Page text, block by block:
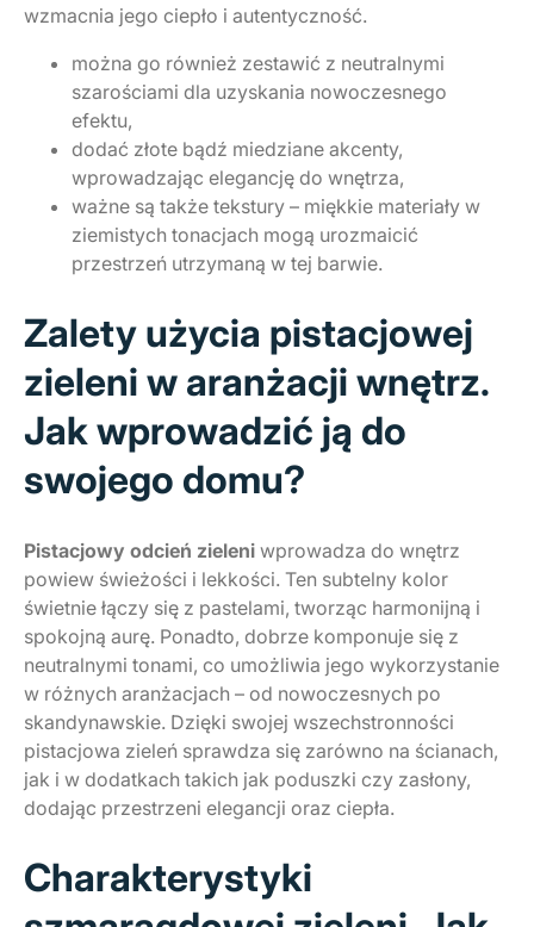
wzmacnia jego ciepło i autentyczność.
można go również zestawić z neutralnymi
szarościami dla uzyskania nowoczesnego
efektu,
dodać złote bądź miedziane akcenty,
wprowadzając elegancję do wnętrza,
ważne są także tekstury – miękkie materiały w
ziemistych tonacjach mogą urozmaicić
przestrzeń utrzymaną w tej barwie.
Zalety użycia pistacjowej
zieleni w aranżacji wnętrz.
Jak wprowadzić ją do
swojego domu?
Pistacjowy odcień zieleni wprowadza do wnętrz
powiew świeżości i lekkości. Ten subtelny kolor
świetnie łączy się z pastelami, tworząc harmonijną i
spokojną aurę. Ponadto, dobrze komponuje się z
neutralnymi tonami, co umożliwia jego wykorzystanie
w różnych aranżacjach – od nowoczesnych po
skandynawskie. Dzięki swojej wszechstronności
pistacjowa zieleń sprawdza się zarówno na ścianach,
jak i w dodatkach takich jak poduszki czy zasłony,
dodając przestrzeni elegancji oraz ciepła.
Charakterystyki